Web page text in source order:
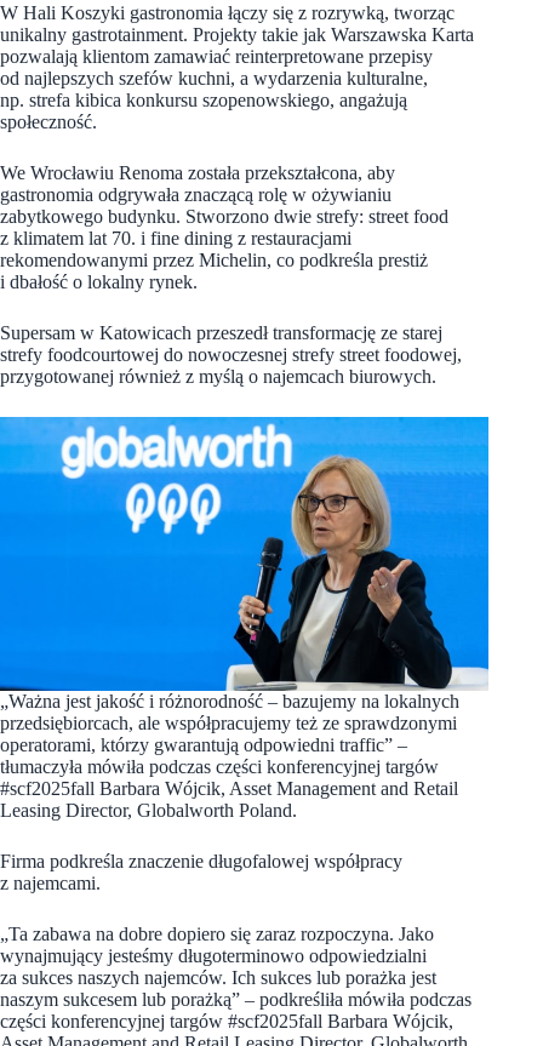
W Hali Koszyki gastronomia łączy się z rozrywką, tworząc
unikalny gastrotainment. Projekty takie jak Warszawska Karta
pozwalają klientom zamawiać reinterpretowane przepisy
od najlepszych szefów kuchni, a wydarzenia kulturalne,
np. strefa kibica konkursu szopenowskiego, angażują
społeczność.
We Wrocławiu Renoma została przekształcona, aby
gastronomia odgrywała znaczącą rolę w ożywianiu
zabytkowego budynku. Stworzono dwie strefy: street food
z klimatem lat 70. i fine dining z restauracjami
rekomendowanymi przez Michelin, co podkreśla prestiż
i dbałość o lokalny rynek.
Supersam w Katowicach przeszedł transformację ze starej
strefy foodcourtowej do nowoczesnej strefy street foodowej,
przygotowanej również z myślą o najemcach biurowych.
„Ważna jest jakość i różnorodność – bazujemy na lokalnych
przedsiębiorcach, ale współpracujemy też ze sprawdzonymi
operatorami, którzy gwarantują odpowiedni traffic” –
tłumaczyła mówiła podczas części konferencyjnej targów
#scf2025fall Barbara Wójcik, Asset Management and Retail
Leasing Director, Globalworth Poland.
Firma podkreśla znaczenie długofalowej współpracy
z najemcami.
„Ta zabawa na dobre dopiero się zaraz rozpoczyna. Jako
wynajmujący jesteśmy długoterminowo odpowiedzialni
za sukces naszych najemców. Ich sukces lub porażka jest
naszym sukcesem lub porażką” – podkreśliła mówiła podczas
części konferencyjnej targów #scf2025fall Barbara Wójcik,